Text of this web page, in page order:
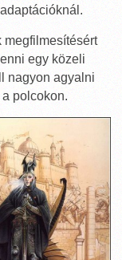
megfilmesítésért
egy közeli
nagyon agyalni
polcokon.